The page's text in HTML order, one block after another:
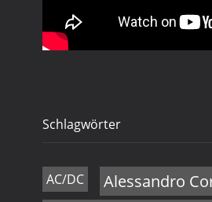
Schlagwörter
AC/DC Alessandro